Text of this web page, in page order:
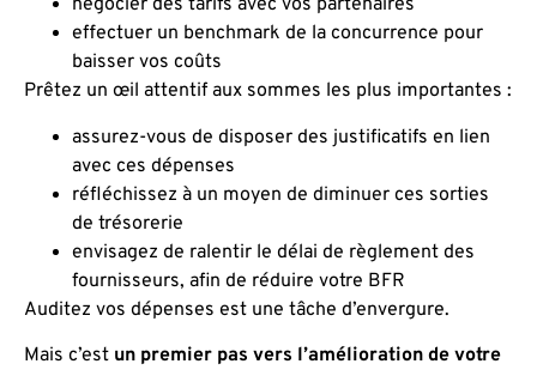
négocier des tarifs avec vos partenaires
effectuer un benchmark de la concurrence pour
baisser vos coûts
Prêtez un œil attentif aux sommes les plus importantes :
assurez-vous de disposer des justificatifs en lien
avec ces dépenses
réfléchissez à un moyen de diminuer ces sorties
de trésorerie
envisagez de ralentir le délai de règlement des
fournisseurs, afin de réduire votre BFR
Auditez vos dépenses est une tâche d’envergure.
Mais c’est un premier pas vers l’amélioration de votre